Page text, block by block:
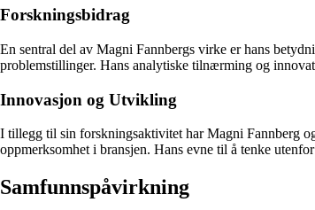
Forskningsbidrag
En sentral del av Magni Fannbergs virke er hans
problemstillinger. Hans analytiske tilnærming og
Innovasjon og Utvikling
I tillegg til sin forskningsaktivitet har Magni Fannberg
oppmerksomhet i bransjen. Hans evne til å tenke
Samfunnspåvirkning